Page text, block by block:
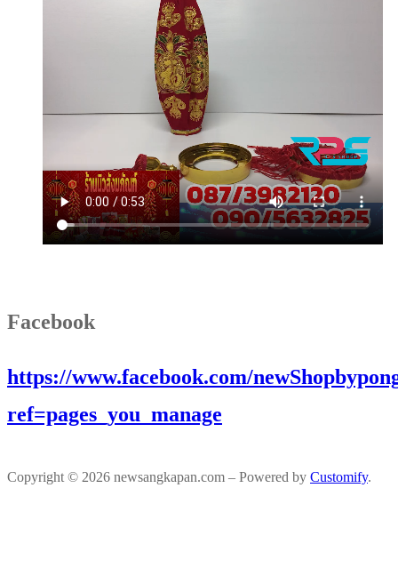
Facebook
https://www.facebook.com/
ref=pages_you_manage
Copyright © 2026 newsangkapan.com – Powered by Customify.